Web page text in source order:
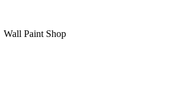
Wall Paint Shop